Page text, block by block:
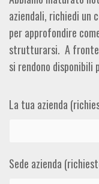
aziendali, richiedi un
per approfondire
strutturarsi. A fronte
si rendono disponibili
La tua azienda
Sede azienda